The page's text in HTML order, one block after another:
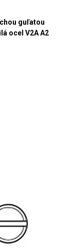
guľatou
ocel V2A A2